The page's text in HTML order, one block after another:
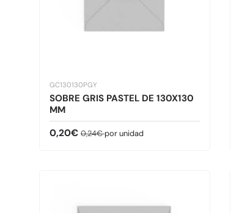
GC130130PGY
SOBRE GRIS PASTEL DE 130X130
MM
Precio de venta
0,20€ Precio normal
0,24€por unidad